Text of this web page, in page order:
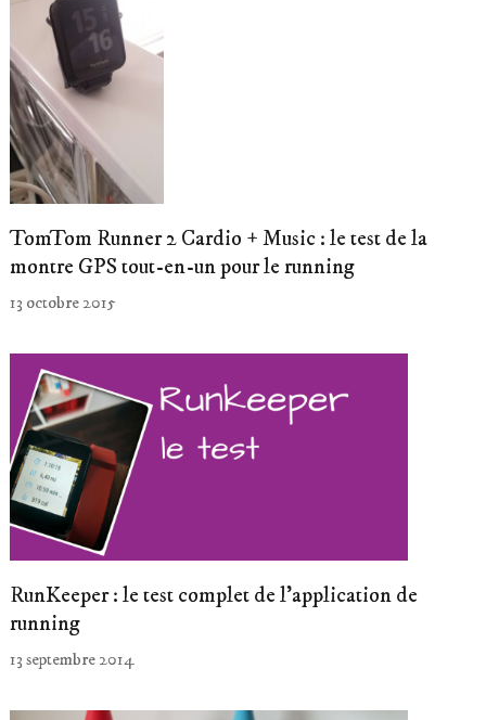
TomTom Runner 2 Cardio + Music : le test de la
montre GPS tout-en-un pour le running
13 octobre 2015
RunKeeper : le test complet de l’application de
running
13 septembre 2014